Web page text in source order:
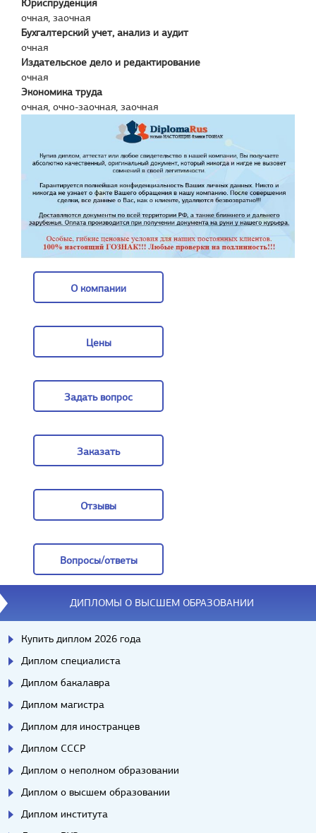
Юриспруденция
очная, заочная
Бухгалтерский учет, анализ и аудит
очная
Издательское дело и редактирование
очная
Экономика труда
очная, очно-заочная, заочная
О компании
Цены
Задать вопрос
Заказать
Отзывы
Вопросы/ответы
Вопросы/ответы
ДИПЛОМЫ О ВЫСШЕМ ОБРАЗОВАНИИ
Купить диплом 2026 года
Диплом специалиста
Диплом бакалавра
Диплом магистра
Диплом для иностранцев
Диплом СССР
Диплом о неполном образовании
Диплом о высшем образовании
Диплом института